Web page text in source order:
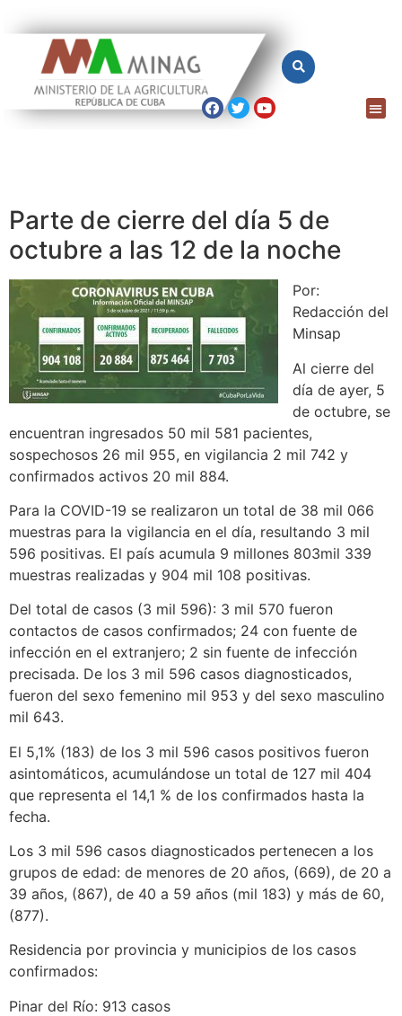
Parte de cierre del día 5 de
octubre a las 12 de la noche
Por:
Redacción del
Minsap
Al cierre del
día de ayer, 5
de octubre, se
encuentran ingresados 50 mil 581 pacientes,
sospechosos 26 mil 955, en vigilancia 2 mil 742 y
confirmados activos 20 mil 884.
Para la COVID-19 se realizaron un total de 38 mil 066
muestras para la vigilancia en el día, resultando 3 mil
596 positivas. El país acumula 9 millones 803mil 339
muestras realizadas y 904 mil 108 positivas.
Del total de casos (3 mil 596): 3 mil 570 fueron
contactos de casos confirmados; 24 con fuente de
infección en el extranjero; 2 sin fuente de infección
precisada. De los 3 mil 596 casos diagnosticados,
fueron del sexo femenino mil 953 y del sexo masculino
mil 643.
El 5,1% (183) de los 3 mil 596 casos positivos fueron
asintomáticos, acumulándose un total de 127 mil 404
que representa el 14,1 % de los confirmados hasta la
fecha.
Los 3 mil 596 casos diagnosticados pertenecen a los
grupos de edad: de menores de 20 años, (669), de 20 a
39 años, (867), de 40 a 59 años (mil 183) y más de 60,
(877).
Residencia por provincia y municipios de los casos
confirmados:
Pinar del Río: 913 casos